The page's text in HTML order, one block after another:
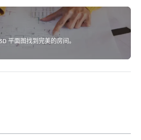
平面图找到完美的房间。